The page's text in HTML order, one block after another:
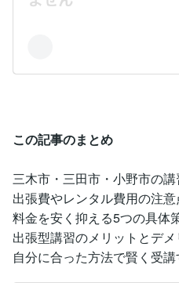
この記事のまとめ
三木市・三田市・小野市の
出張費やレンタル費用の注意
料金を安く抑える5つの具体
出張型講習のメリットとデ
自分に合った方法で賢く受